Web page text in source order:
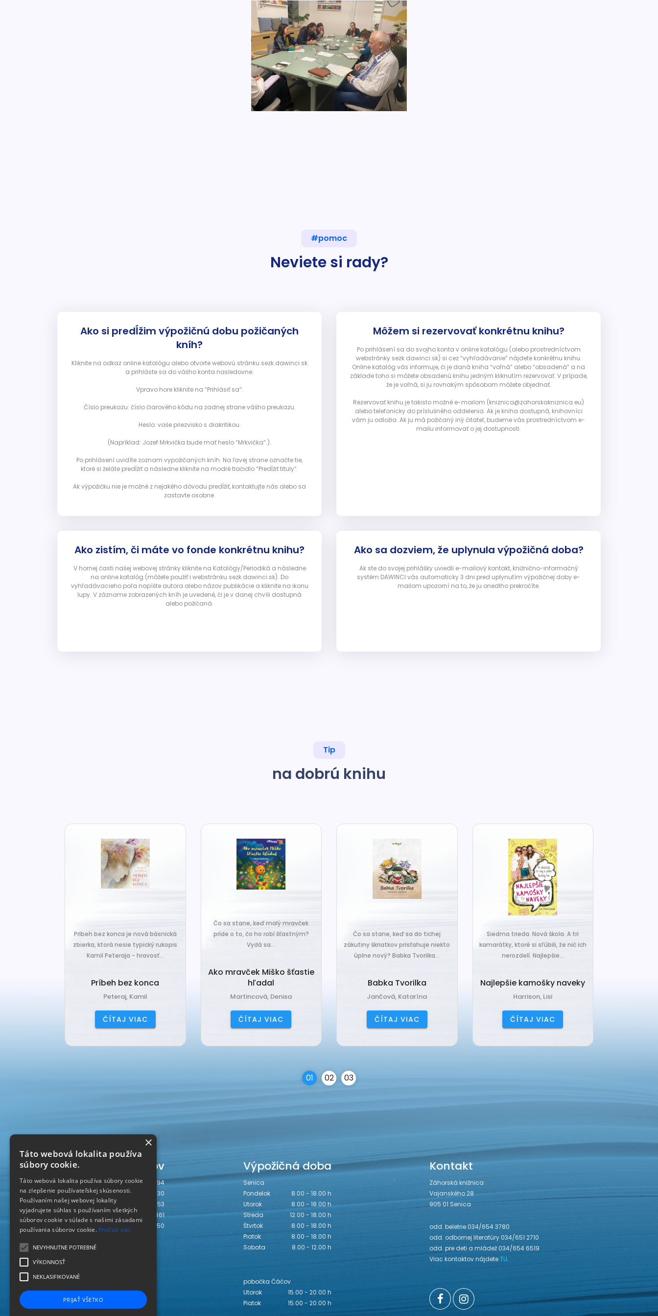
#pomoc
Neviete si rady?
Ako si predĺžim výpožičnú dobu požičaných
kníh?
Kliknite na odkaz online katalógu alebo otvorte webovú stránku sezk.dawinci.sk
a prihláste sa do vášho konta nasledovne:
Vpravo hore kliknite na “Prihlásiť sa”:
Číslo preukazu: číslo čiarového kódu na zadnej strane vášho preukazu.
Heslo: vaše priezvisko s diakritikou.
(Napríklad: Jozef Mrkvička bude mať heslo “Mrkvička”.).
Po prihlásení uvidíte zoznam vypožičaných kníh. Na ľavej strane označte tie,
ktoré si želáte predĺžiť a následne kliknite na modré tlačidlo “Predĺžiť tituly”.
Ak výpožičku nie je možné z nejakého dôvodu predĺžiť, kontaktujte nás alebo sa
zastavte osobne.
Môžem si rezervovať konkrétnu knihu?
Po prihlásení sa do svojho konta v online katalógu (alebo prostredníctvom
webstránky sezk.dawinci.sk) si cez “vyhľadávanie” nájdete konkrétnu knihu.
Online katalóg vás informuje, či je daná kniha “voľná” alebo “obsadená” a na
základe toho si môžete obsadenú knihu jedným kliknutím rezervovať. V prípade,
že je voľná, si ju rovnakým spôsobom môžete objednať.
Rezervovať knihu je takisto možné e-mailom (kniznica@zahorskakniznica.eu)
alebo telefonicky do príslušného oddelenia. Ak je kniha dostupná, knihovníci
vám ju odložia. Ak ju má požičaný iný čitateľ, budeme vás prostredníctvom e-
mailu informovať o jej dostupnosti.
Ako zistím, či máte vo fonde konkrétnu knihu?
V hornej časti našej webovej stránky kliknite na Katalógy/Periodiká a následne
na online katalóg (môžete použiť i webstránku sezk.dawinci.sk). Do
vyhľadávacieho poľa napíšte autora alebo názov publikácie a kliknite na ikonu
lupy. V zázname zobrazených kníh je uvedené, či je v danej chvíli dostupná
alebo požičaná.
Ako sa dozviem, že uplynula výpožičná doba?
Ak ste do svojej prihlášky uviedli e-mailový kontakt, knižnično-informačný
systém DAWINCI vás automaticky 3 dni pred uplynutím výpožičnej doby e-
mailom upozorní na to, že ju onedlho prekročíte.
Tip
na dobrú knihu
Príbeh bez konca je nová básnická
zbierka, ktorá nesie typický rukopis
Kamil Peteraja - hravosť...
Príbeh bez konca
Peteraj, Kamil
ČÍTAJ VIAC
Čo sa stane, keď malý mravček
príde o to, čo ho robí šťastným?
Vydá sa...
Ako mravček Miško šťastie
hľadal
Martincová, Denisa
ČÍTAJ VIAC
Čo sa stane, keď sa do tichej
zákutiny škriatkov prisťahuje niekto
úplne nový? Babka Tvorilka...
Babka Tvorilka
Jančová, Katarína
ČÍTAJ VIAC
Siedma trieda. Nová škola. A tri
kamarátky, ktoré si sľúbili, že nič ich
nerozdelí. Najlepšie...
Najlepšie kamošky naveky
Harrison, Lisi
ČÍTAJ VIAC
01 02 03
Počítadlo prístupov
Dnes
494
Včera
930
Tento týždeň
4953
Tento mesiac
6461
Spolu
239450
SK
Výpožičná doba
Senica
Pondelok
8.00 - 18.00 h
Utorok
8.00 - 18.00 h
Streda
12.00 - 18.00 h
Štvrtok
8.00 - 18.00 h
Piatok
8.00 - 18.00 h
Sobota
8.00 - 12.00 h
pobočka Čáčov
Utorok
15.00 - 20.00 h
Piatok
15.00 - 20.00 h
Kontakt
Záhorská knižnica
Vajanského 28
905 01 Senica
odd. beletrie 034/654 3780
odd. odbornej literatúry 034/651 2710
odd. pre deti a mládež 034/654 6519
Viac kontaktov nájdeteTU.
×
Táto webová lokalita používa
súbory cookie.
Táto webová lokalita používa súbory cookie
na zlepšenie používateľskej skúsenosti.
Používaním našej webovej lokality
vyjadrujete súhlas s používaním všetkých
súborov cookie v súlade s našimi zásadami
používania súborov cookie. Prečítať viac
NEVYHNUTNE POTREBNÉ
VÝKONNOSŤ
NEKLASIFIKOVANÉ
PRIJAŤ VŠETKO